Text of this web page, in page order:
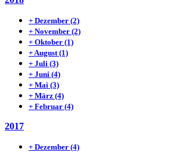
+ Dezember (2)
+ November (2)
+ Oktober (1)
+ August (1)
+ Juli (3)
+ Juni (4)
+ Mai (3)
+ März (4)
+ Februar (4)
2017
+ Dezember (4)